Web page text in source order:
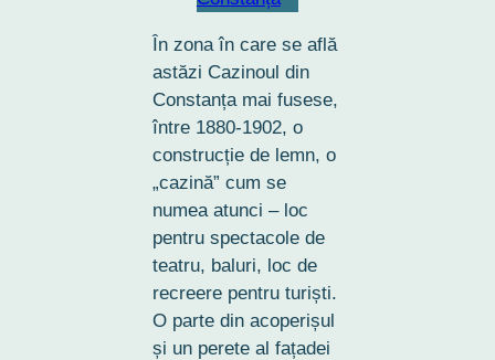
În zona în care se află
astăzi Cazinoul din
Constanța mai fusese,
între 1880-1902, o
construcție de lemn, o
„cazină” cum se
numea atunci – loc
pentru spectacole de
teatru, baluri, loc de
recreere pentru turiști.
O parte din acoperișul
și un perete al fațadei